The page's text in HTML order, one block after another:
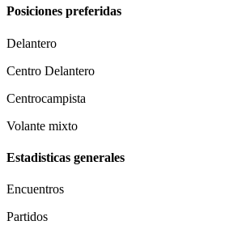
Posiciones preferidas
Delantero
Centro Delantero
Centrocampista
Volante mixto
Estadisticas generales
Encuentros
Partidos